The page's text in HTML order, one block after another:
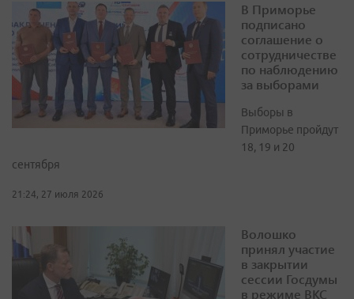
В Приморье
подписано
соглашение о
сотрудничестве
по наблюдению
за выборами
Выборы в
Приморье пройдут
18, 19 и 20
сентября
21:24, 27 июля 2026
Волошко
принял участие
в закрытии
сессии Госдумы
в режиме ВКС